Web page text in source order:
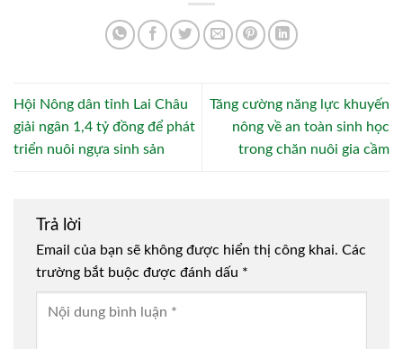
Hội Nông dân tỉnh Lai Châu
giải ngân 1,4 tỷ đồng để phát
triển nuôi ngựa sinh sản
Tăng cường năng lực khuyến
nông về an toàn sinh học
trong chăn nuôi gia cầm
Trả lời
Email của bạn sẽ không được hiển thị công khai. Các
trường bắt buộc được đánh dấu *